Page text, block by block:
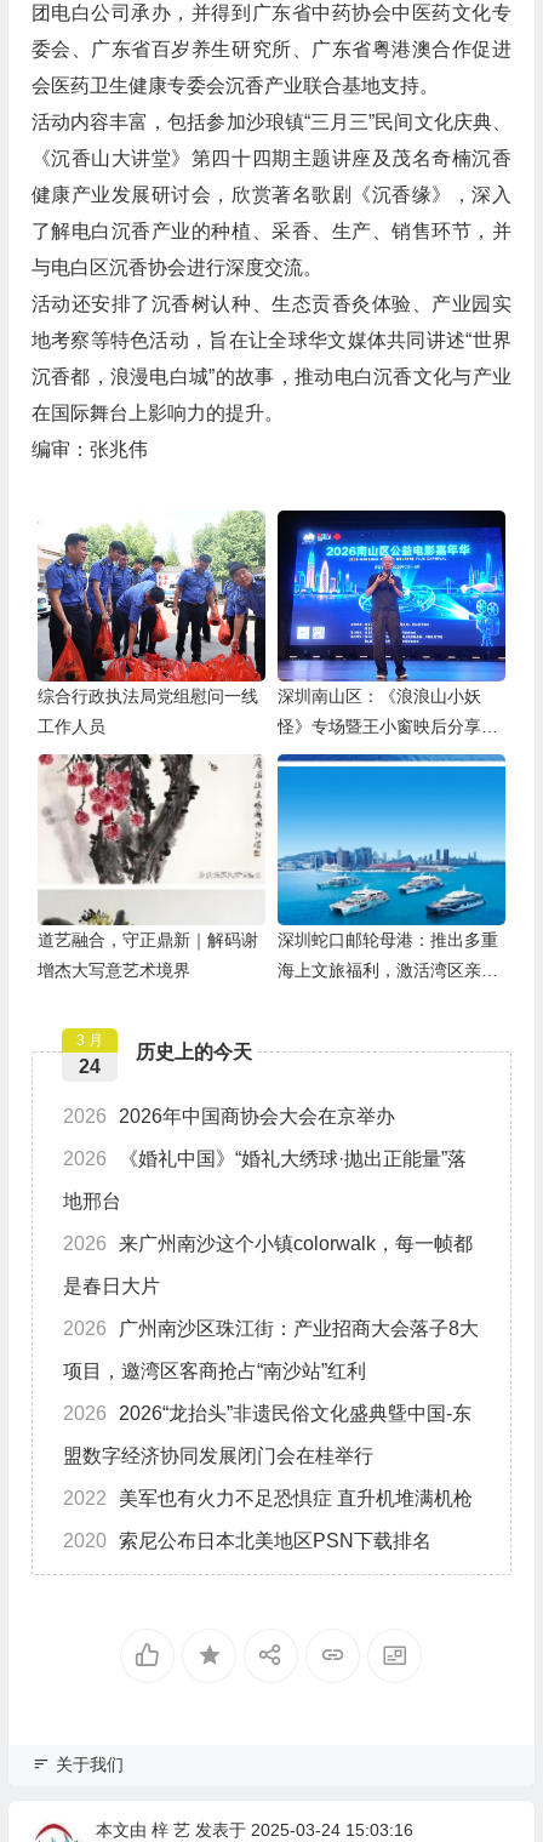
团电白公司承办，并得到广东省中药协会中医药文化专
委会、广东省百岁养生研究所、广东省粤港澳合作促进
会医药卫生健康专委会沉香产业联合基地支持。
活动内容丰富，包括参加沙琅镇“三月三”民间文化庆典、
《沉香山大讲堂》第四十四期主题讲座及茂名奇楠沉香
健康产业发展研讨会，欣赏著名歌剧《沉香缘》，深入
了解电白沉香产业的种植、采香、生产、销售环节，并
与电白区沉香协会进行深度交流。
活动还安排了沉香树认种、生态贡香灸体验、产业园实
地考察等特色活动，旨在让全球华文媒体共同讲述“世界
沉香都，浪漫电白城”的故事，推动电白沉香文化与产业
在国际舞台上影响力的提升。
编审：张兆伟
综合行政执法局党组慰问一线
工作人员
深圳南山区：《浪浪山小妖
怪》专场暨王小窗映后分享会
举办
道艺融合，守正鼎新｜解码谢
增杰大写意艺术境界
深圳蛇口邮轮母港：推出多重
海上文旅福利，激活湾区亲子
历史上的今天
3 月
24
2026 2026年中国商协会大会在京举办
2026 《婚礼中国》“婚礼大绣球·抛出正能量”落
地邢台
2026 来广州南沙这个小镇colorwalk，每一帧都
是春日大片
2026 广州南沙区珠江街：产业招商大会落子8大
项目，邀湾区客商抢占“南沙站”红利
2026 2026“龙抬头”非遗民俗文化盛典曁中国-东
盟数字经济协同发展闭门会在桂举行
2022 美军也有火力不足恐惧症 直升机堆满机枪
2020 索尼公布日本北美地区PSN下载排名
关于我们
本文由 梓 艺发表于 2025-03-24 15:03:16